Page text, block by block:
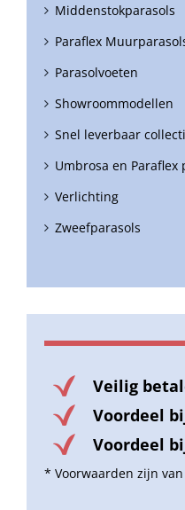
Middenstokparasols
Paraflex
Parasolvoeten
Showroommodellen
Snel leverbaar
Umbrosa en Paraflex
Verlichting
Zweefparasols
Veilig
Voordeel
Voordeel
* Voorwaarden zijn